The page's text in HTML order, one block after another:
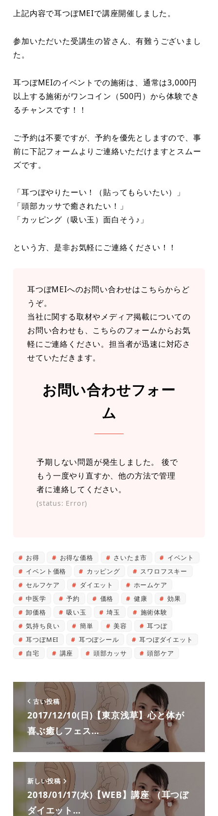
上記内容で耳つぼMEIで講座開催しました。
参加いただいた受講生の皆さん、有難うございまし
た。
耳つぼMEIのイベントでの施術は、通常は3,000円
以上する施術がワンコイン（500円）から体験でき
るチャンスです！！
ご予約は不要ですが、予約を優先としますので、事
前に下記フォームよりご連絡いただけますとスムー
ズです。
「耳つぼやりたーい！（貼ってもらいたい）」
「頭部カッサで癒されたい！」
「カッピング（吸い玉）面白そう♪」
という方、是非お気軽にご連絡ください！！
耳つぼMEIへのお問い合わせはこちらからど
うぞ。
当社に関する取材やメディア掲載についての
お問い合わせも、こちらのフォームからお気
軽にご連絡ください。担当者が迅速に対応さ
せていただきます。
お問い合わせフォー
ム
予期しない問題が発生しました。 後で
もう一度やり直すか、他の方法で管理
者に連絡してください。
(status: Error)
お得 お得な価格 さいたま市
イベント
イベント価格
カッピング
スワロフスキー
セルフケア
ダイエット
ホームケア
中医学
予約 価格 健康
効果
卸価格
吸い玉 埼玉
施術体験
気持ち良い
簡単 美容
耳つぼ
耳つぼMEI
耳つぼシール
耳つぼダイエット
自宅
講座 頭部カッサ 頭部ケア
古い投稿
2017/12/10(日)【東京浅草】心と体が
喜ぶ癒しフェス…
新しい投稿
2018/01/17(水)【WEB】講座 （耳つぼ
ダイエット…